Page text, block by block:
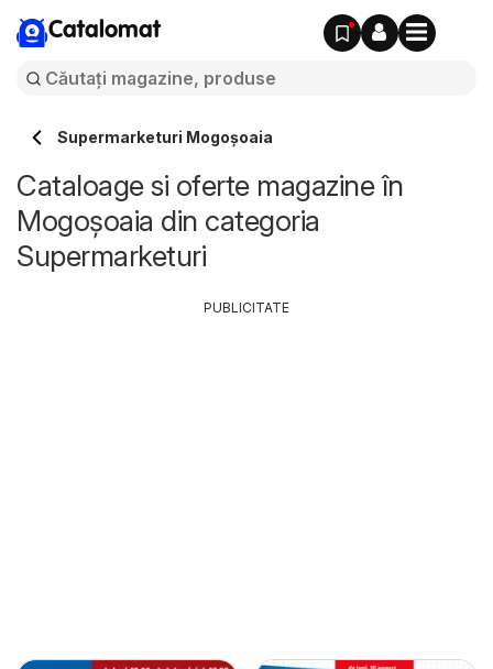
Catalomat
Supermarketuri Mogoşoaia
Cataloage si oferte magazine în
Mogoşoaia din categoria
Supermarketuri
PUBLICITATE